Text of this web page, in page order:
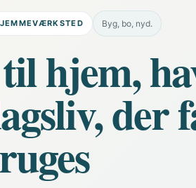
Byg, bo, nyd.
hjem,
der